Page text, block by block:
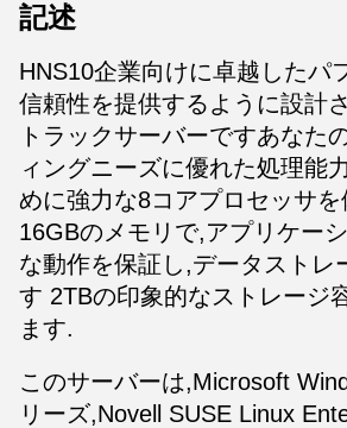
記述
HNS10企業向けに卓越したパ
信頼性を提供するように設計
トラックサーバーですあなた
ィングニーズに優れた処理能
めに強力な8コアプロセッサ
16GBのメモリで,アプリケー
な動作を保証し,データストレ
す 2TBの印象的なストレージ
ます.
このサーバーは,Microsoft
リーズ,Novell SUSE Linux